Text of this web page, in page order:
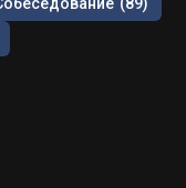
(89)